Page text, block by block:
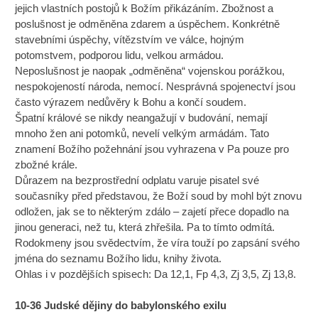
jejich vlastních postojů k Božím přikázáním. Zbožnost a
poslušnost je odměněna zdarem a úspěchem. Konkrétně
stavebními úspěchy, vítězstvím ve válce, hojným
potomstvem, podporou lidu, velkou armádou.
Neposlušnost je naopak „odměněna“ vojenskou porážkou,
nespokojeností národa, nemocí. Nesprávná spojenectví jsou
často výrazem nedůvěry k Bohu a končí soudem.
Špatní králové se nikdy neangažují v budování, nemají
mnoho žen ani potomků, nevelí velkým armádám. Tato
znamení Božího požehnání jsou vyhrazena v Pa pouze pro
zbožné krále.
Důrazem na bezprostřední odplatu varuje pisatel své
současníky před představou, že Boží soud by mohl být znovu
odložen, jak se to některým zdálo – zajetí přece dopadlo na
jinou generaci, než tu, která zhřešila. Pa to tímto odmítá.
Rodokmeny jsou svědectvím, že víra touží po zapsání svého
jména do seznamu Božího lidu, knihy života.
Ohlas i v pozdějších spisech: Da 12,1, Fp 4,3, Zj 3,5, Zj 13,8.
10-36 Judské dějiny do babylonského exilu